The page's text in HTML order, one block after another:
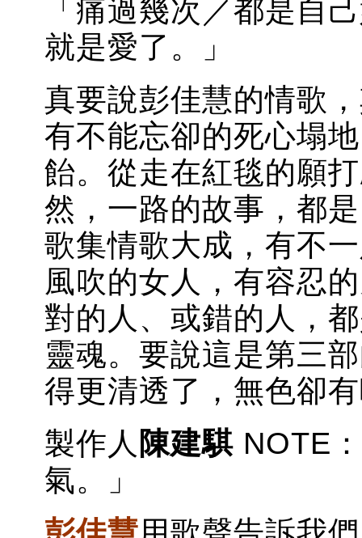
「痛過幾次／都是自
就是愛了。」
真要說彭佳慧的情歌
有不能忘卻的死心塌
飴。從走在紅毯的願
然，一路的故事，都
歌集情歌大成，有不
風吹的女人，有容忍
對的人、或錯的人，
靈魂。要說這是第三
得更清透了，無色卻
製作人 陳建騏 NOTE
氣。」